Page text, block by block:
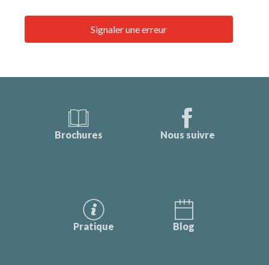
Signaler une erreur
Brochures Nous suivre
Pratique Blog